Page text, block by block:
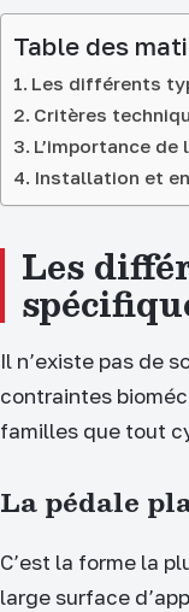
Table des
Les différents
Critères
L’importance
Installation et
Les
Il n’existe pas de
contraintes
familles que tout
La pédale
C’est la forme la
large surface